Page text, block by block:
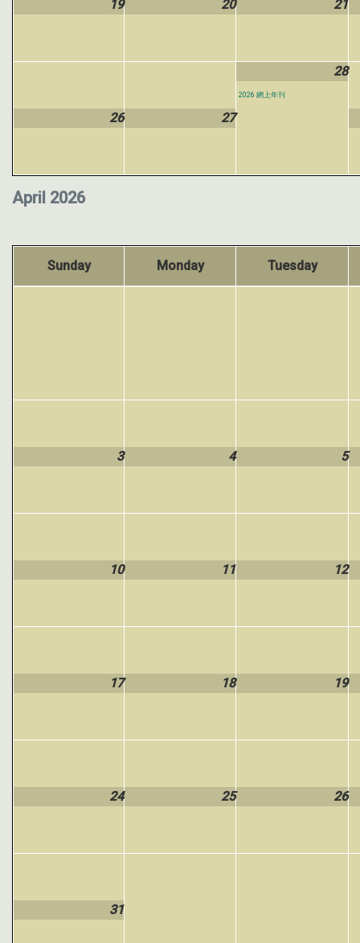
April 2026
19 20 21
26 27
28
2026 網上年刊
Sunday Monday Tuesday
3 4 5
10 11 12
17 18 19
24 25 26
31